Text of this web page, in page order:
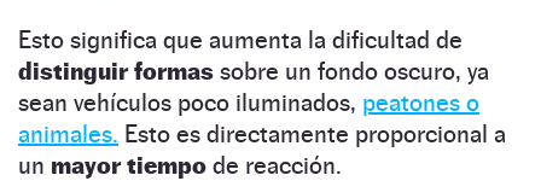
Esto significa que aumenta la dificultad de
distinguir formas sobre un fondo oscuro, ya
sean vehículos poco iluminados, peatones o
animales. Esto es directamente proporcional a
un mayor tiempo de reacción.